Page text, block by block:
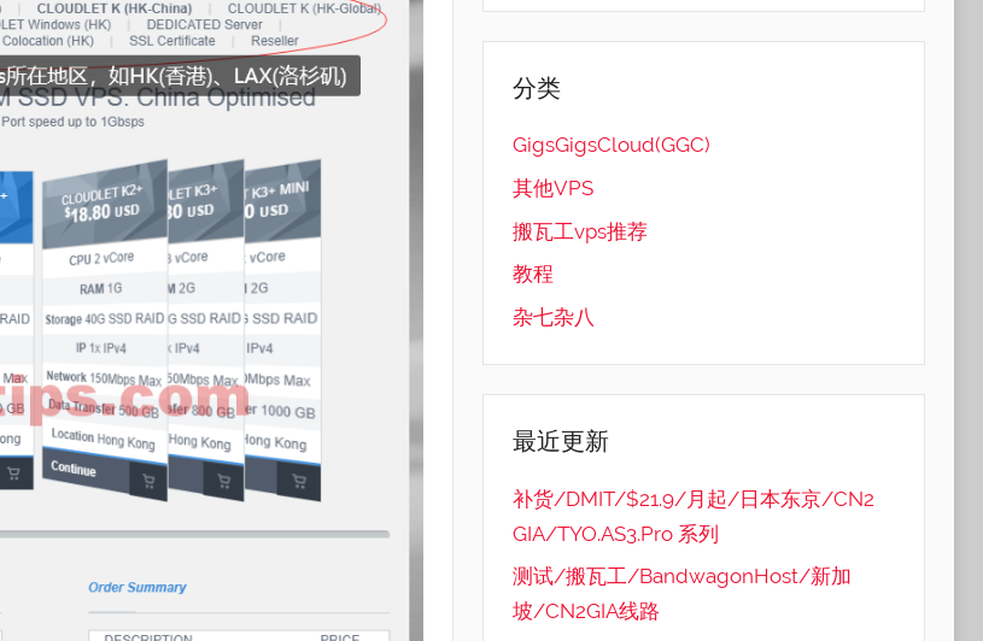
分类
GigsGigsCloud(GGC)
其他VPS
搬瓦工vps推荐
教程
杂七杂八
最近更新
补货/DMIT/$21.9/月起/日本东京/CN2
GIA/TYO.AS3.Pro 系列
测试/搬瓦工/BandwagonHost/新加
坡/CN2GIA线路